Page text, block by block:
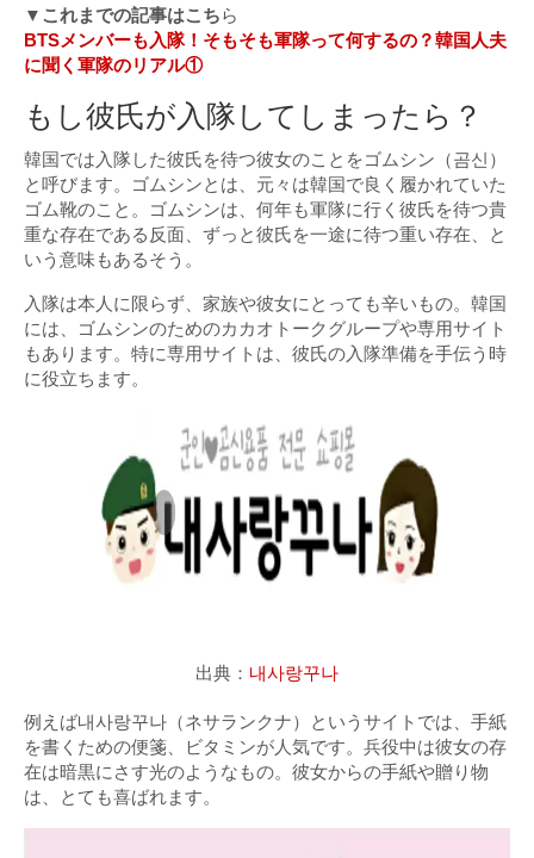
▼これまでの記事はこちら
BTSメンバーも入隊！そもそも軍隊って何するの？韓国人夫
に聞く軍隊のリアル①
もし彼氏が入隊してしまったら？
韓国では入隊した彼氏を待つ彼女のことをゴムシン（곰신）
と呼びます。ゴムシンとは、元々は韓国で良く履かれていた
ゴム靴のこと。ゴムシンは、何年も軍隊に行く彼氏を待つ貴
重な存在である反面、ずっと彼氏を一途に待つ重い存在、と
いう意味もあるそう。
入隊は本人に限らず、家族や彼女にとっても辛いもの。韓国
には、ゴムシンのためのカカオトークグループや専用サイト
もあります。特に専用サイトは、彼氏の入隊準備を手伝う時
に役立ちます。
出典： 내사랑꾸나
例えば내사랑꾸나（ネサランクナ）というサイトでは、手紙
を書くための便箋、ビタミンが人気です。兵役中は彼女の存
在は暗黒にさす光のようなもの。彼女からの手紙や贈り物
は、とても喜ばれます。